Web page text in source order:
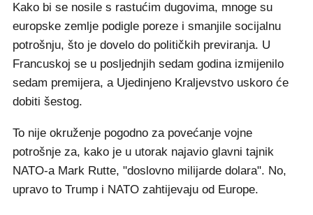
Kako bi se nosile s rastućim dugovima, mnoge su
europske zemlje podigle poreze i smanjile socijalnu
potrošnju, što je dovelo do političkih previranja. U
Francuskoj se u posljednjih sedam godina izmijenilo
sedam premijera, a Ujedinjeno Kraljevstvo uskoro će
dobiti šestog.
To nije okruženje pogodno za povećanje vojne
potrošnje za, kako je u utorak najavio glavni tajnik
NATO-a Mark Rutte, "doslovno milijarde dolara". No,
upravo to Trump i NATO zahtijevaju od Europe.